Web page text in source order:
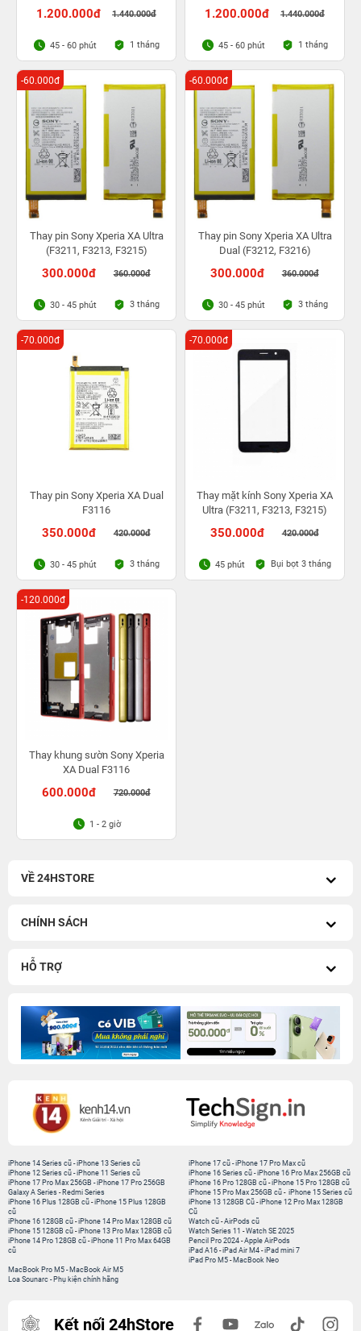
1.200.000đ 1.440.000đ
45 - 60 phút 1 tháng
1.200.000đ 1.440.000đ
45 - 60 phút 1 tháng
Thay pin Sony Xperia XA Ultra
(F3211, F3213, F3215)
300.000đ 360.000đ
-60.000đ
30 - 45 phút 3 tháng
Thay pin Sony Xperia XA Ultra
Dual (F3212, F3216)
300.000đ 360.000đ
-60.000đ
30 - 45 phút 3 tháng
Thay pin Sony Xperia XA Dual
F3116
350.000đ 420.000đ
-70.000đ
30 - 45 phút 3 tháng
Thay mặt kính Sony Xperia XA
Ultra (F3211, F3213, F3215)
350.000đ 420.000đ
-70.000đ
45 phút Bụi bọt 3 tháng
Thay khung sườn Sony Xperia
XA Dual F3116
600.000đ 720.000đ
-120.000đ
1 - 2 giờ
VỀ 24HSTORE
CHÍNH SÁCH
HỖ TRỢ
iPhone 14 Series cũ -iPhone 13 Series cũ
iPhone 12 Series cũ -iPhone 11 Series cũ
iPhone 17 Pro Max 256GB -iPhone 17 Pro 256GB
Galaxy A Series - Redmi Series
iPhone 17 cũ -iPhone 17 Pro Max cũ
iPhone 16 Series cũ - iPhone 16 Pro Max 256GB cũ
iPhone 16 Pro 128GB cũ -iPhone 15 Pro 128GB cũ
iPhone 15 Pro Max 256GB cũ - iPhone 15 Series cũ
iPhone 16 Plus 128GB cũ -iPhone 15 Plus 128GB
cũ
iPhone 16 128GB cũ -iPhone 14 Pro Max 128GB cũ
iPhone 15 128GB cũ -iPhone 13 Pro Max 128GB cũ
iPhone 14 Pro 128GB cũ -iPhone 11 Pro Max 64GB
cũ
iPhone 13 128GB Cũ -iPhone 12 Pro Max 128GB
Cũ
Watch cũ -AirPods cũ
Watch Series 11 -Watch SE 2025
Pencil Pro 2024 -Apple AirPods
iPad A16 -iPad Air M4 -iPad mini 7
iPad Pro M5 - MacBook Neo
MacBook Pro M5 - MacBook Air M5
Loa Sounarc - Phụ kiện chính hãng
Kết nối 24hStore